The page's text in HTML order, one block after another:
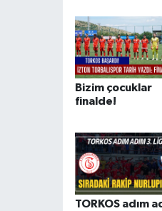
Bizim çocuklar
finalde!
TORKOS adım